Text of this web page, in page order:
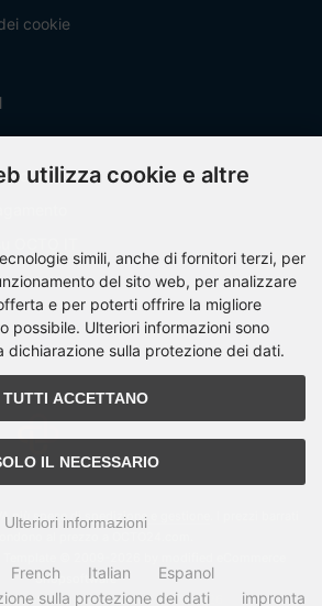
cookie
più spese di spedizione e gestione
Shopsoftware
Shopsoftware © 2009-2026
utilizza cookie e altre
simili, anche di fornitori terzi, per
del sito web, per analizzare
e per poterti offrire la migliore
possibile. Ulteriori informazioni sono
dichiarazione sulla protezione dei dati.
TUTTI ACCETTANO
IL NECESSARIO
Ulteriori informazioni
French Italian
Espanol
sulla protezione dei dati
impronta